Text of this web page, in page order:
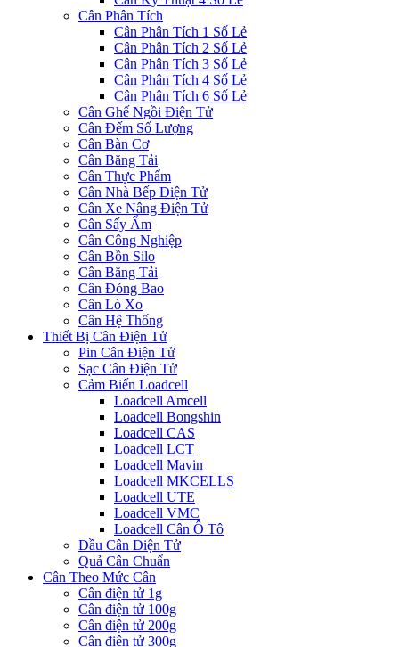
Cân Phân Tích
Cân Phân Tích 1 Số Lẻ
Cân Phân Tích 2 Số Lẻ
Cân Phân Tích 3 Số Lẻ
Cân Phân Tích 4 Số Lẻ
Cân Phân Tích 6 Số Lẻ
Cân Ghế Ngồi Điện Tử
Cân Đếm Số Lượng
Cân Bàn Cơ
Cân Băng Tải
Cân Thực Phẩm
Cân Nhà Bếp Điện Tử
Cân Xe Nâng Điện Tử
Cân Sấy Ẩm
Cân Công Nghiệp
Cân Bồn Silo
Cân Băng Tải
Cân Đóng Bao
Cân Lò Xo
Cân Hệ Thống
Thiết Bị Cân Điện Tử
Pin Cân Điện Tử
Sạc Cân Điện Tử
Cảm Biến Loadcell
Loadcell Amcell
Loadcell Bongshin
Loadcell CAS
Loadcell LCT
Loadcell Mavin
Loadcell MKCELLS
Loadcell UTE
Loadcell VMC
Loadcell Cân Ô Tô
Đầu Cân Điện Tử
Quả Cân Chuẩn
Cân Theo Mức Cân
Cân điện tử 1g
Cân điện tử 100g
Cân điện tử 200g
Cân điện tử 300g